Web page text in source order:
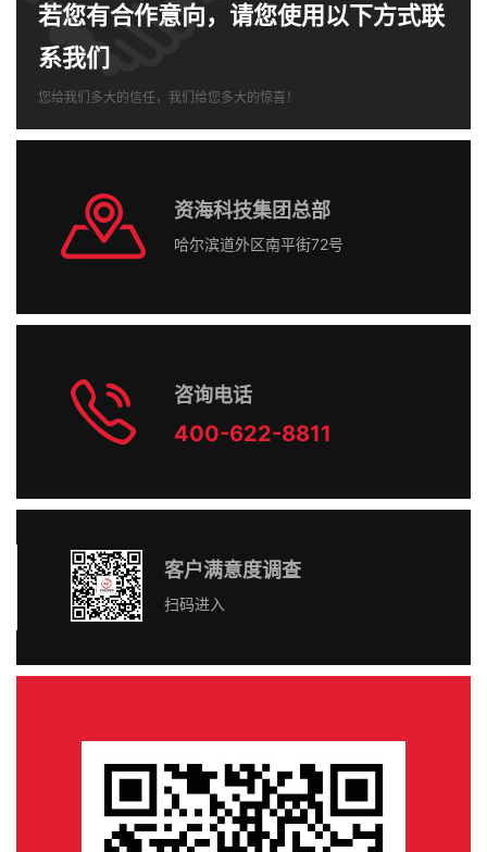
若您有合作意向，请您使用以下方式联
系我们
您给我们多大的信任，我们给您多大的惊喜！
资海科技集团总部
哈尔滨道外区南平街72号
咨询电话
400-622-8811
客户满意度调查
扫码进入